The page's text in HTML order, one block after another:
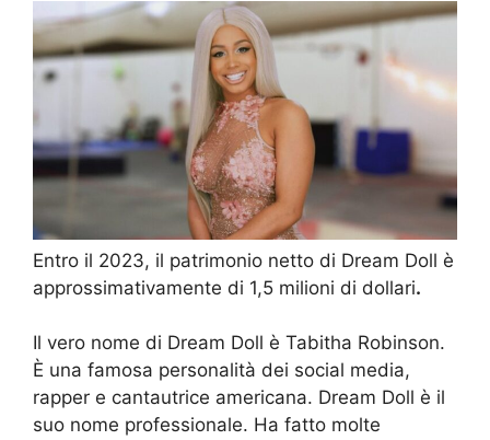
Entro il 2023, il patrimonio netto di Dream Doll è
approssimativamente di 1,5 milioni di dollari.
Il vero nome di Dream Doll è Tabitha Robinson.
È una famosa personalità dei social media,
rapper e cantautrice americana. Dream Doll è il
suo nome professionale. Ha fatto molte